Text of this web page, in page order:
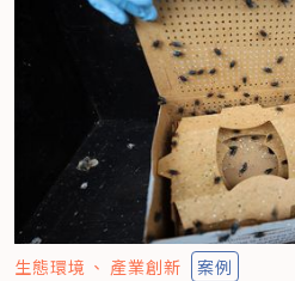
生態環境 產業創新 案例